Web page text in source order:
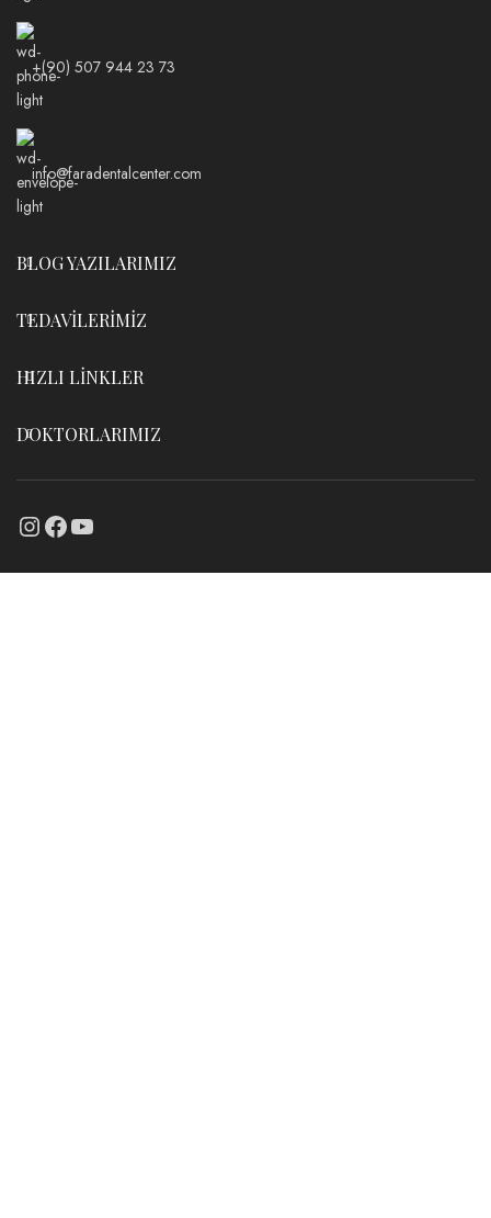
+(90) 507 944 23 73
info@faradentalcenter.com
BLOG YAZILARIMIZ
TEDAVİLERİMİZ
HIZLI LİNKLER
DOKTORLARIMIZ
Instagram
Facebook
YouTube